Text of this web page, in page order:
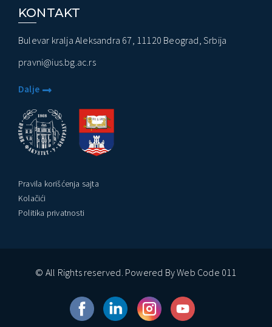
KONTAKT
Bulevar kralja Aleksandra 67, 11120 Beograd, Srbija
pravni@ius.bg.ac.rs
Dalje
Pravila korišćenja sajta
Kolačići
Politika privatnosti
© All Rights reserved. Powered By Web Code 011